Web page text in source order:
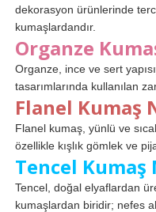
dekorasyon ürünlerinde
kumaşlardandır.
Organze
Organze, ince ve sert
tasarımlarında kullanılan
Flanel Kumaş
Flanel kumaş, yünlü ve
özellikle kışlık gömlek ve
Tencel Kumaş
Tencel, doğal elyaflardan
kumaşlardan biridir; nefes